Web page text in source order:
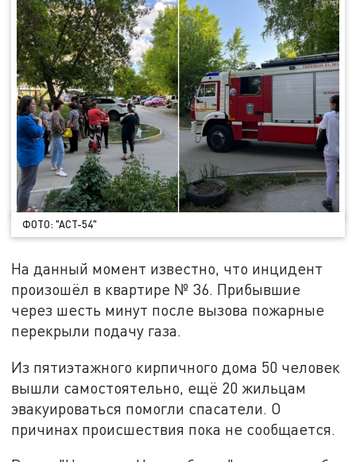
ФОТО: "АСТ-54"
На данный момент известно, что инцидент
произошёл в квартире № 36. Прибывшие
через шесть минут после вызова пожарные
перекрыли подачу газа.
Из пятиэтажного кирпичного дома 50 человек
вышли самостоятельно, ещё 20 жильцам
эвакуироваться помогли спасатели. О
причинах происшествия пока не сообщается.